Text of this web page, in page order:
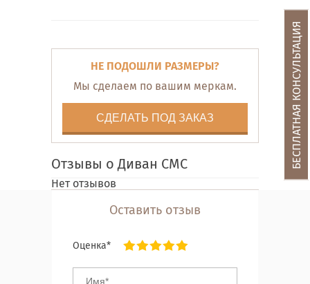
НЕ ПОДОШЛИ РАЗМЕРЫ?
Мы сделаем по вашим меркам.
СДЕЛАТЬ ПОД ЗАКАЗ
Отзывы о Диван СМС
Нет отзывов
Оставить отзыв
Оценка*
БЕСПЛАТНАЯ КОНСУЛЬТАЦИЯ